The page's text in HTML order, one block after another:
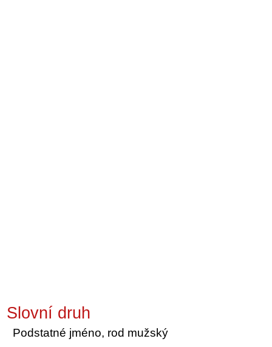
Slovní druh
Podstatné jméno, rod mužský